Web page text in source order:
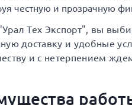
честную и прозрачную
Тех Экспорт", вы
доставку и удобные
и с нетерпением